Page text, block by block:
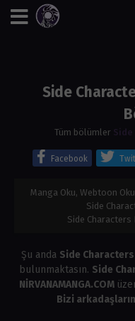
Side
Tüm bölümler
Facebook
Manga Oku, Webtoon
Side
Side Characters
Şu anda Side
bulunmaktasın. Side
NİRVANAMANGA.COM
Bizi